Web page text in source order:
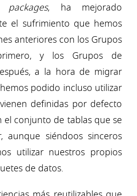
packages, ha mejorado
el sufrimiento que hemos
anteriores con los Grupos
y los Grupos de
a la hora de migrar
podido incluso utilizar
definidas por defecto
conjunto de tablas que se
aunque siéndoos sinceros
utilizar nuestros propios
de datos.